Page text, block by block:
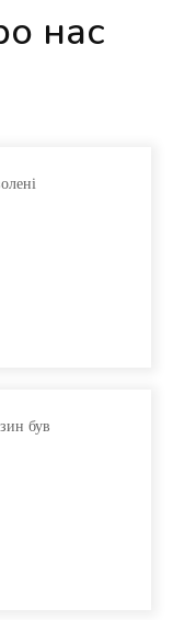
нас
був